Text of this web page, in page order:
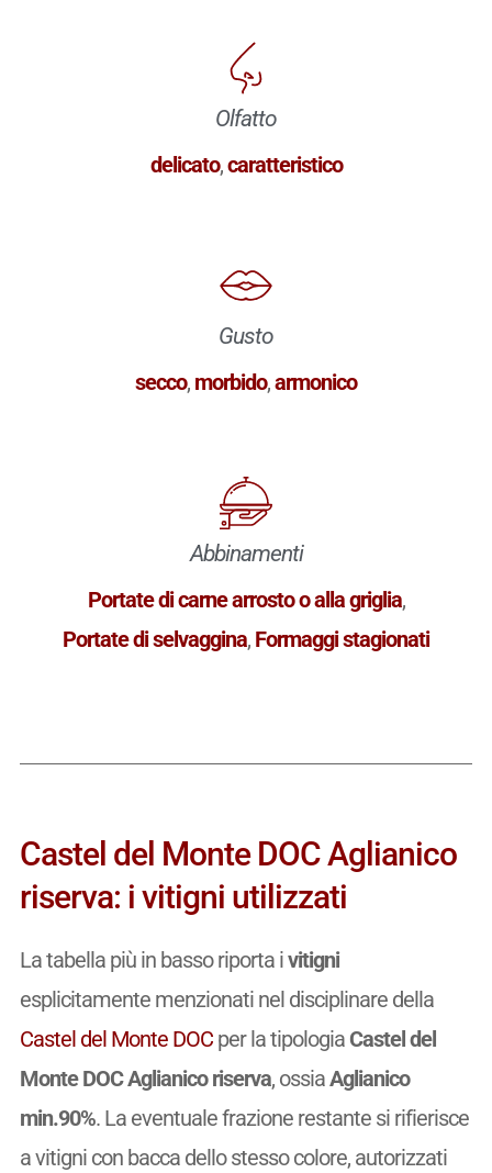
Olfatto
delicato,caratteristico
Gusto
secco, morbido,armonico
Abbinamenti
Portate di carne arrosto o alla griglia,
Portate di selvaggina, Formaggi stagionati
Castel del Monte DOC Aglianico
riserva: i vitigni utilizzati
La tabella più in basso riporta ivitigni
esplicitamente menzionati nel disciplinare della
Castel del Monte DOCper la tipologia Castel del
Monte DOC Aglianico riserva, ossiaAglianico
min.90%. La eventuale frazione restante si rifierisce
a vitigni con bacca dello stesso colore, autorizzati